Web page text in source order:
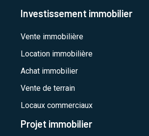
Investissement immobilier
Vente immobilière
Location immobilière
Achat immobilier
Vente de terrain
Locaux commerciaux
Projet immobilier